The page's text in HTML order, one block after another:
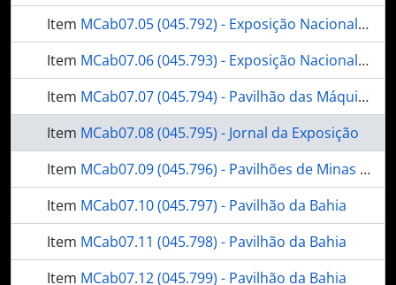
Item MCab07.05 (045.792) - Exposição Nacional de 1908 - Pavilhões
Item MCab07.06 (045.793) - Exposição Nacional de 1908 - Pavilhão dos Estados
Item MCab07.07 (045.794) - Pavilhão das Máquinas
Item MCab07.08 (045.795) - Jornal da Exposição
Item MCab07.09 (045.796) - Pavilhões de Minas Gerais e Bahia
Item MCab07.10 (045.797) - Pavilhão da Bahia
Item MCab07.11 (045.798) - Pavilhão da Bahia
Item MCab07.12 (045.799) - Pavilhão da Bahia